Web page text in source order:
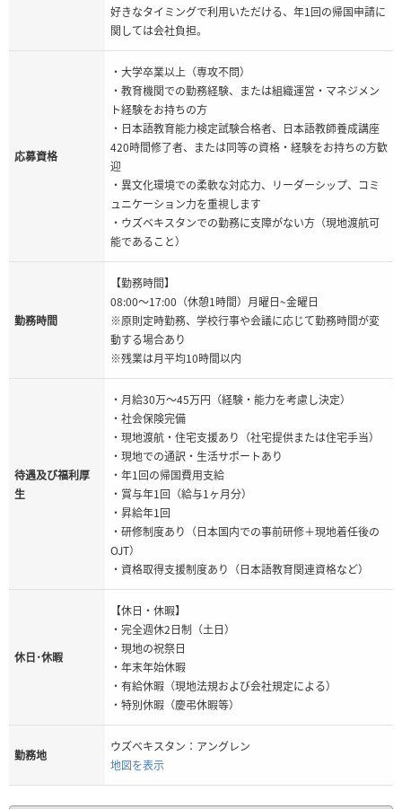
好きなタイミングで利用いただける、年1回の帰国申請に
関しては会社負担。
応募資格
・大学卒業以上（専攻不問）
・教育機関での勤務経験、または組織運営・マネジメン
ト経験をお持ちの方
・日本語教育能力検定試験合格者、日本語教師養成講座
420時間修了者、または同等の資格・経験をお持ちの方歓
迎
・異文化環境での柔軟な対応力、リーダーシップ、コミ
ュニケーション力を重視します
・ウズベキスタンでの勤務に支障がない方（現地渡航可
能であること）
勤務時間
【勤務時間】
08:00～17:00（休憩1時間）月曜日~金曜日
※原則定時勤務、学校行事や会議に応じて勤務時間が変
動する場合あり
※残業は月平均10時間以内
待遇及び福利厚
生
・月給30万〜45万円（経験・能力を考慮し決定）
・社会保険完備
・現地渡航・住宅支援あり（社宅提供または住宅手当）
・現地での通訳・生活サポートあり
・年1回の帰国費用支給
・賞与年1回（給与1ヶ月分）
・昇給年1回
・研修制度あり（日本国内での事前研修＋現地着任後の
OJT）
・資格取得支援制度あり（日本語教育関連資格など）
休日･休暇
【休日・休暇】
・完全週休2日制（土日）
・現地の祝祭日
・年末年始休暇
・有給休暇（現地法規および会社規定による）
・特別休暇（慶弔休暇等）
勤務地
ウズベキスタン：アングレン
地図を表示